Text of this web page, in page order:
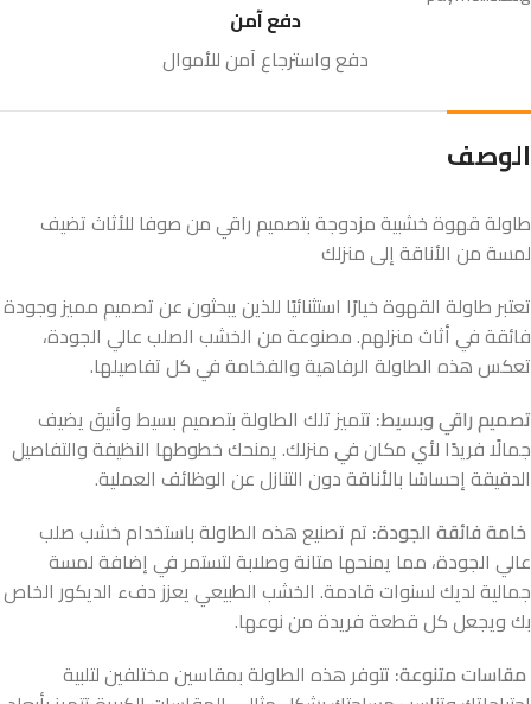
دفع آمن
دفع واسترجاع آمن للأموال
الوصف
طاولة قهوة خشبية مزدوجة بتصميم راقي من صوفا للأثاث تضيف
لمسة من الأناقة إلى منزلك
تعتبر طاولة القهوة خيارًا استثنائيًا للذين يبحثون عن تصميم مميز وجودة
فائقة في أثاث منزلهم. مصنوعة من الخشب الصلب عالي الجودة،
تعكس هذه الطاولة الرفاهية والفخامة في كل تفاصيلها.
تصميم راقي وبسيط: تتميز تلك الطاولة بتصميم بسيط وأنيق يضيف
جمالًا فريدًا لأي مكان في منزلك. يمنحك خطوطها النظيفة والتفاصيل
الدقيقة إحساسًا بالأناقة دون التنازل عن الوظائف العملية.
خامة فائقة الجودة: تم تصنيع هذه الطاولة باستخدام خشب صلب
عالي الجودة، مما يمنحها متانة وصلابة لتستمر في إضافة لمسة
جمالية لديك لسنوات قادمة. الخشب الطبيعي يعزز دفء الديكور الخاص
بك ويجعل كل قطعة فريدة من نوعها.
مقاسات متنوعة: تتوفر هذه الطاولة بمقاسين مختلفين لتلبية